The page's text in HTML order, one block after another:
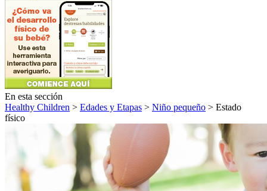
En esta sección
Healthy Children > Edades y Etapas > Niño pequeño > Estado
físico